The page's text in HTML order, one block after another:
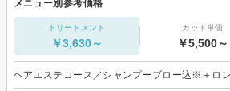
メニュー別参考価格
トリートメント
￥3,630～
カット単価
￥5,500～
ヘアエステコース／シャンプーブロー込※＋ロ